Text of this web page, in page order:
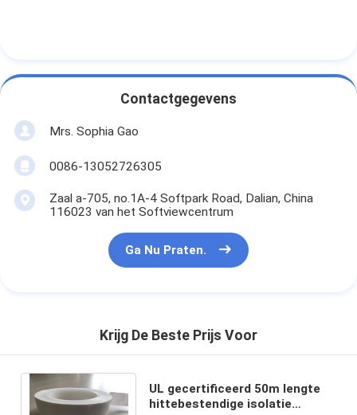
Contactgegevens
Mrs. Sophia Gao
0086-13052726305
Zaal a-705, no.1A-4 Softpark Road, Dalian, China
116023 van het Softviewcentrum
Ga Nu Praten.
Krijg De Beste Prijs Voor
UL gecertificeerd 50m lengte
hittebestendige isolatie